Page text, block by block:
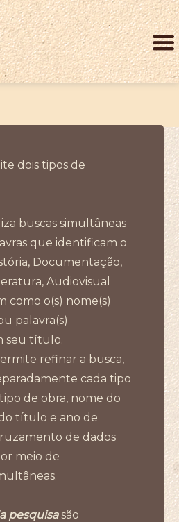
dois tipos de
buscas simultâneas
que identificam o
Documentação,
Audiovisual
como o(s) nome(s)
palavra(s)
seu título.
refinar a busca,
cada tipo
de obra, nome do
título e ano de
de dados
meio de
pesquisasão